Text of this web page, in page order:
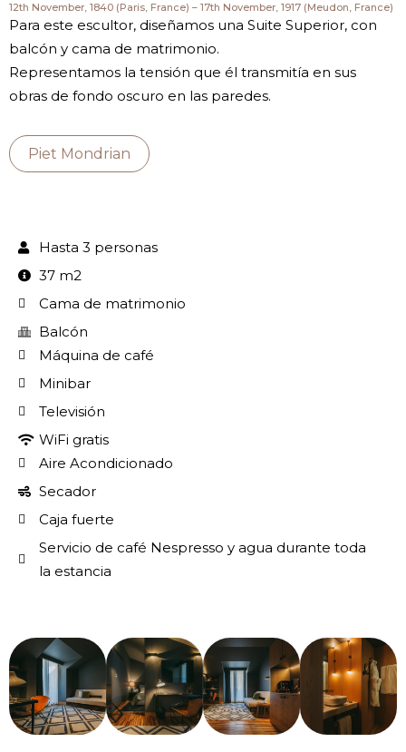
12th November, 1840 (Paris, France) – 17th November, 1917 (Meudon, France)
Para este escultor, diseñamos una Suite Superior, con
balcón y cama de matrimonio.
Representamos la tensión que él transmitía en sus
obras de fondo oscuro en las paredes.
Piet Mondrian
Hasta 3 personas
37 m2
Cama de matrimonio
Balcón
Máquina de café
Minibar
Televisión
WiFi gratis
Aire Acondicionado
Secador
Caja fuerte
Servicio de café Nespresso y agua durante toda
la estancia